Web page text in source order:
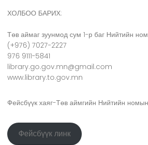
ХОЛБОО БАРИХ:
Төв аймаг зуунмод сум 1-р баг Нийтийн
(+976) 7027-2227
976 9111-5841
library.go.gov.mn@gmail.com
www.library.to.gov.mn
Фейсбүүк хаяг-Төв аймгийн Нийтийн
Фейсбүүк линк